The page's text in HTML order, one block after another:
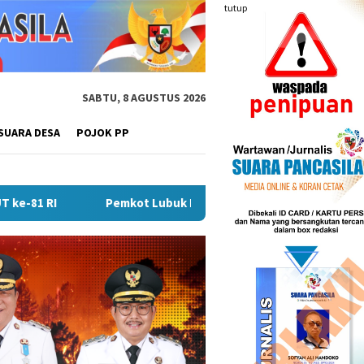
tutup
SABTU, 8 AGUSTUS 2026
DESA POJOK PP
Linggau Sosialisasikan Tanda Tangan Elektronik Untuk